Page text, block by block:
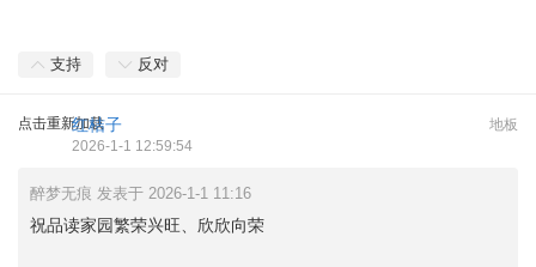
支持 反对
点击重新加载 地板
红桔子
2026-1-1 12:59:54
醉梦无痕 发表于 2026-1-1 11:16
祝品读家园繁荣兴旺、欣欣向荣